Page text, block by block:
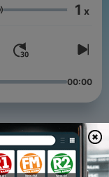
ス（6月）、おいで
ナコ（11月）、松村
滝音（5月）、地獄
、クロちゃん(12月)
モンド（3月）、
）、ストレッチーズ
）、さすらいラビ
ジギー（11月）、
音量 1 x
00:00
いな人